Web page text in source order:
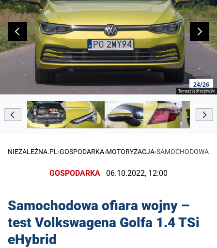
24/26
Tomasz Jędrzejowski
NIEZALEŻNA.PL ›GOSPODARKA›MOTORYZACJA›SAMOCHODOWA
GOSPODARKA 06.10.2022, 12:00
Samochodowa ofiara wojny –
test Volkswagena Golfa 1.4 TSi
eHybrid